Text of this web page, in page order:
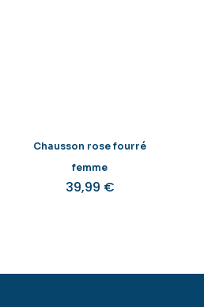
Chausson rose fourré
femme
39,99 €